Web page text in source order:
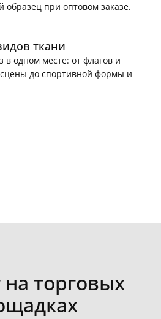
образец при оптовом заказе.
ткани
в одном месте: от флагов и
до спортивной формы и
консультацию
на торговых